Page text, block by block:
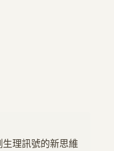
理訊號的新思維